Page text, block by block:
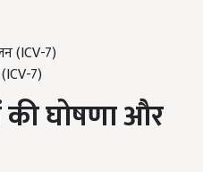
7)
की घोषणा और